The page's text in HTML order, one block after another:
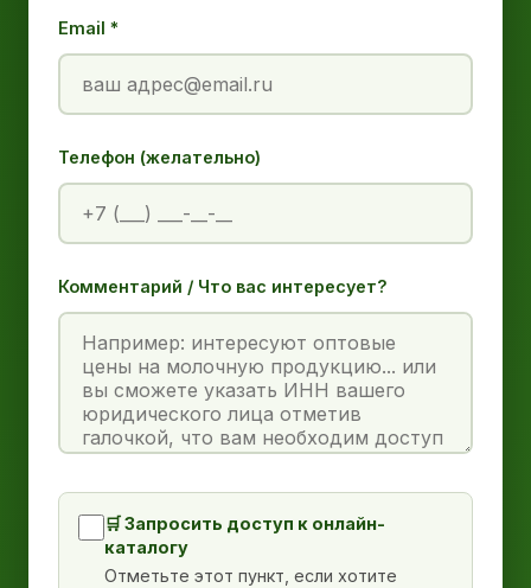
Email *
Телефон (желательно)
Комментарий / Что вас интересует?
🛒 Запросить доступ к онлайн-
каталогу
Отметьте этот пункт, если хотите